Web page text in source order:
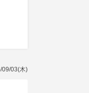
09/03(木)